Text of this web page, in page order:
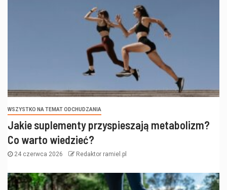
WSZYSTKO NA TEMAT ODCHUDZANIA
Jakie suplementy przyspieszają metabolizm?
Co warto wiedzieć?
24 czerwca 2026 Redaktor ramiel.pl